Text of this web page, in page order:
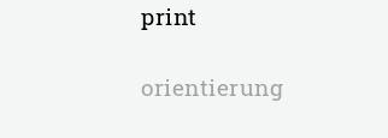
print
orientierung